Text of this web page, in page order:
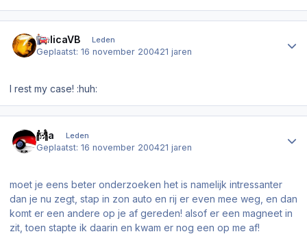
CelicaVB Leden
Geplaatst:16 november 200421 jaren
I rest my case! :huh:
exa Leden
Geplaatst:16 november 200421 jaren
moet je eens beter onderzoeken het is namelijk intressanter
dan je nu zegt, stap in zon auto en rij er even mee weg, en dan
komt er een andere op je af gereden! alsof er een magneet in
zit, toen stapte ik daarin en kwam er nog een op me af!